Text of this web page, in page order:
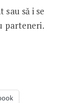
să i se
parteneri.